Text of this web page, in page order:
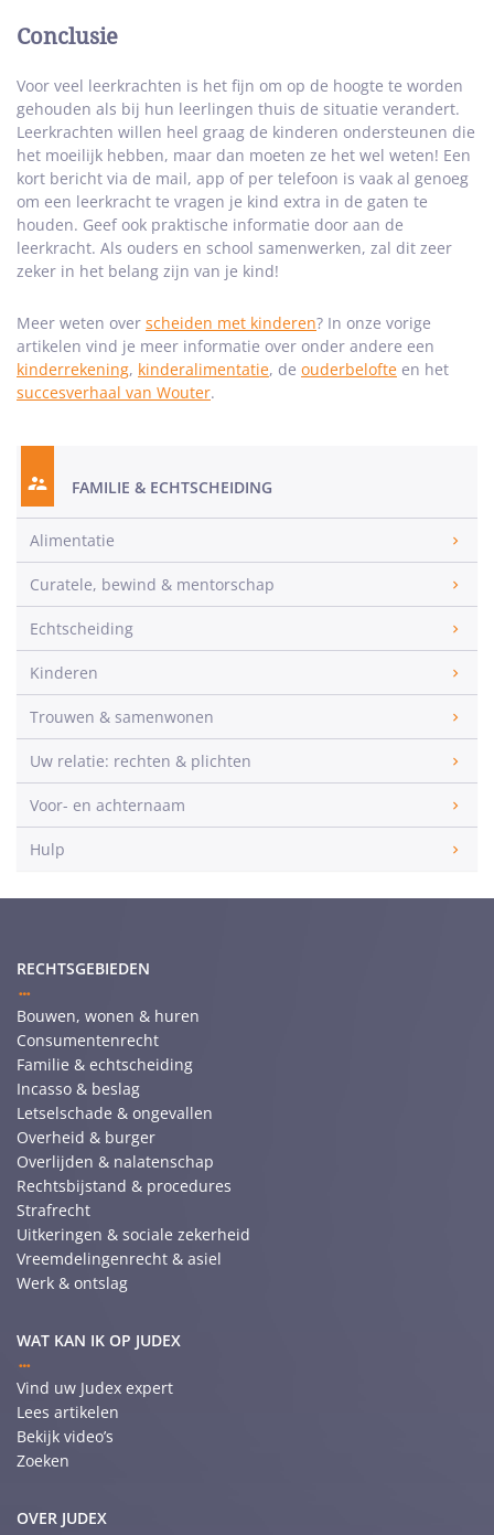
Conclusie
Voor veel leerkrachten is het fijn om op de hoogte te worden
gehouden als bij hun leerlingen thuis de situatie verandert.
Leerkrachten willen heel graag de kinderen ondersteunen die
het moeilijk hebben, maar dan moeten ze het wel weten! Een
kort bericht via de mail, app of per telefoon is vaak al genoeg
om een leerkracht te vragen je kind extra in de gaten te
houden. Geef ook praktische informatie door aan de
leerkracht. Als ouders en school samenwerken, zal dit zeer
zeker in het belang zijn van je kind!
Meer weten over scheiden met kinderen? In onze vorige
artikelen vind je meer informatie over onder andere een
kinderrekening, kinderalimentatie, de ouderbelofte en het
succesverhaal van Wouter.
FAMILIE & ECHTSCHEIDING
Alimentatie
Curatele, bewind & mentorschap
Echtscheiding
Kinderen
Trouwen & samenwonen
Uw relatie: rechten & plichten
Voor- en achternaam
Hulp
RECHTSGEBIEDEN
Bouwen, wonen & huren
Consumentenrecht
Familie & echtscheiding
Incasso & beslag
Letselschade & ongevallen
Overheid & burger
Overlijden & nalatenschap
Rechtsbijstand & procedures
Strafrecht
Uitkeringen & sociale zekerheid
Vreemdelingenrecht & asiel
Werk & ontslag
WAT KAN IK OP JUDEX
Vind uw Judex expert
Lees artikelen
Bekijk video’s
Zoeken
OVER JUDEX